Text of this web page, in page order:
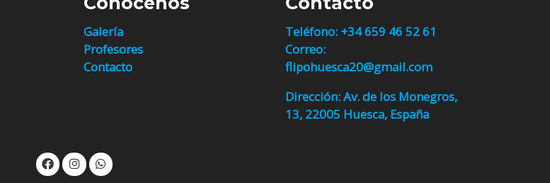
Galería
Profesores
Contacto
Teléfono: +34 659 46 52 61
Correo:
flipohuesca20@gmail.com
Dirección: Av. de los Monegros,
13, 22005 Huesca, España